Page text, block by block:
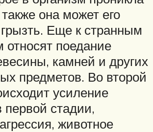
она может его
Еще к странным
поедание
камней и других
предметов. Во второй
усиление
стадии,
животное